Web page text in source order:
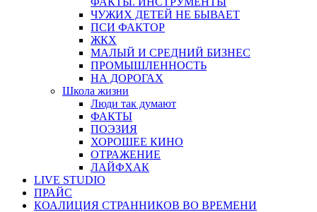
ЧУЖИХ ДЕТЕЙ НЕ БЫВАЕТ
ПСИ ФАКТОР
ЖКХ
МАЛЫЙ И СРЕДНИЙ БИЗНЕС
ПРОМЫШЛЕННОСТЬ
НА ДОРОГАХ
Школа жизни
Люди так думают
ФАКТЫ
ПОЭЗИЯ
ХОРОШЕЕ КИНО
ОТРАЖЕНИЕ
ЛАЙФХАК
LIVE STUDIO
ПРАЙС
КОАЛИЦИЯ СТРАННИКОВ ВО ВРЕМЕНИ